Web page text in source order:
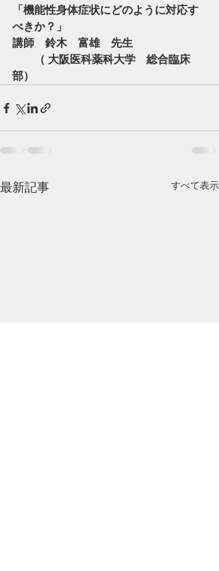
「機能性身体症状にどのように対応す
べきか？」
講師　鈴木　富雄　先生
（ 大阪医科薬科大学　総合臨床
部）
最新記事 すべて表示